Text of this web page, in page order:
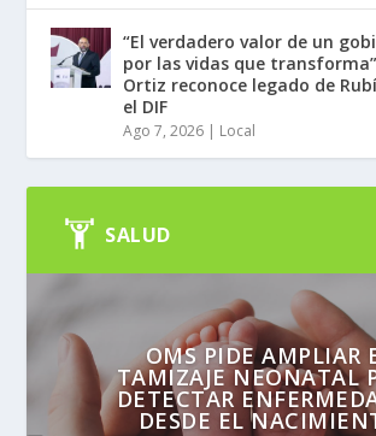
“El verdadero valor de un
por las vidas que
Ortiz reconoce legado de
el DIF
Ago 7, 2026 | Local
SALUD
OMS PIDE AMPLIAR
TAMIZAJE NEONATAL
DETECTAR
DESDE EL